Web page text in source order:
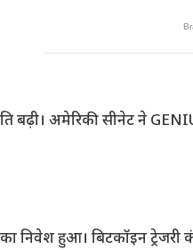
अमेरिकी सीनेट ने
निवेश हुआ। बिटकॉइन ट्रेजरी